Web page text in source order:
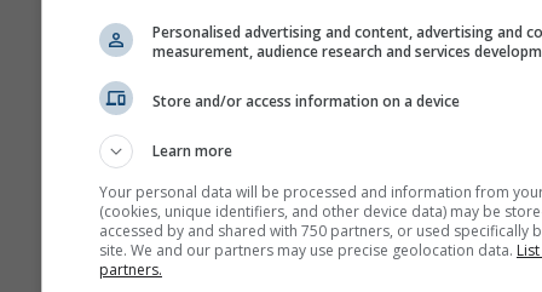
Pode encontrar a altitude
célula da grelha junto às
Durante um mês, há
diárias para valores
máximos e médios. Para
Personalised advertising and content, advertising and
measurement, audience research and services
Store and/or access information on a device
Learn more
Your personal data will be processed and information from
(cookies, unique identifiers, and other device data) may be
accessed by and shared with 750 partners, or used specifically
site. We and our partners may use precise geolocation data.
partners.